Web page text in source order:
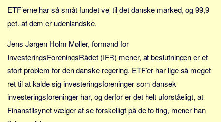
Job
Investering
Pension og opsparing
Forbrug
Social sikring og sundhed
Transport
ETF’erne har så småt fundet vej til det danske marked, og 99,9
pct. af dem er udenlandske.
Jens Jørgen Holm Møller, formand for
InvesteringsForeningsRådet (IFR) mener, at beslutningen er et
stort problem for den danske regering. ETF’er har lige så meget
ret til at kalde sig investeringsforeninger som dansek
investeringsforeninger har, og derfor er det helt uforståeligt, at
Finanstilsynet vælger at se forskelligt på de to ting, mener han